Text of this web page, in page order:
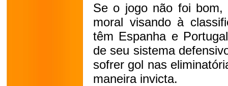
Se o jogo não foi bom,
moral visando à
têm Espanha e
de seu sistema
sofrer gol nas
maneira invicta.